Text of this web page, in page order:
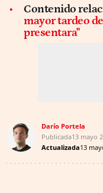
Contenido
mayor tardeo
presentara"
Darío Portela
Publicada13 mayo
Actualizada13